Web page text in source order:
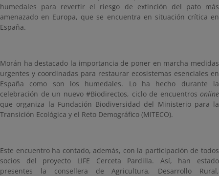
humedales para revertir el riesgo de extinción del pato más
amenazado en Europa, que se encuentra en situación crítica en
España.
Morán ha destacado la importancia de poner en marcha medidas
urgentes y coordinadas para restaurar ecosistemas esenciales en
España como son los humedales. Lo ha hecho durante la
celebración de un nuevo #Biodirectos, ciclo de encuentros online
que organiza la Fundación Biodiversidad del Ministerio para la
Transición Ecológica y el Reto Demográfico (MITECO).
Este encuentro ha contado, además, con la participación de todos
socios del proyecto LIFE Cerceta Pardilla. Así, han estado
presentes la consellera de Agricultura, Desarrollo Rural,